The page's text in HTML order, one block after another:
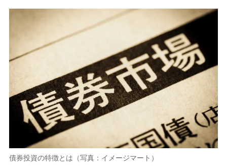
債券投資の特徴とは（写真：イメージマート）